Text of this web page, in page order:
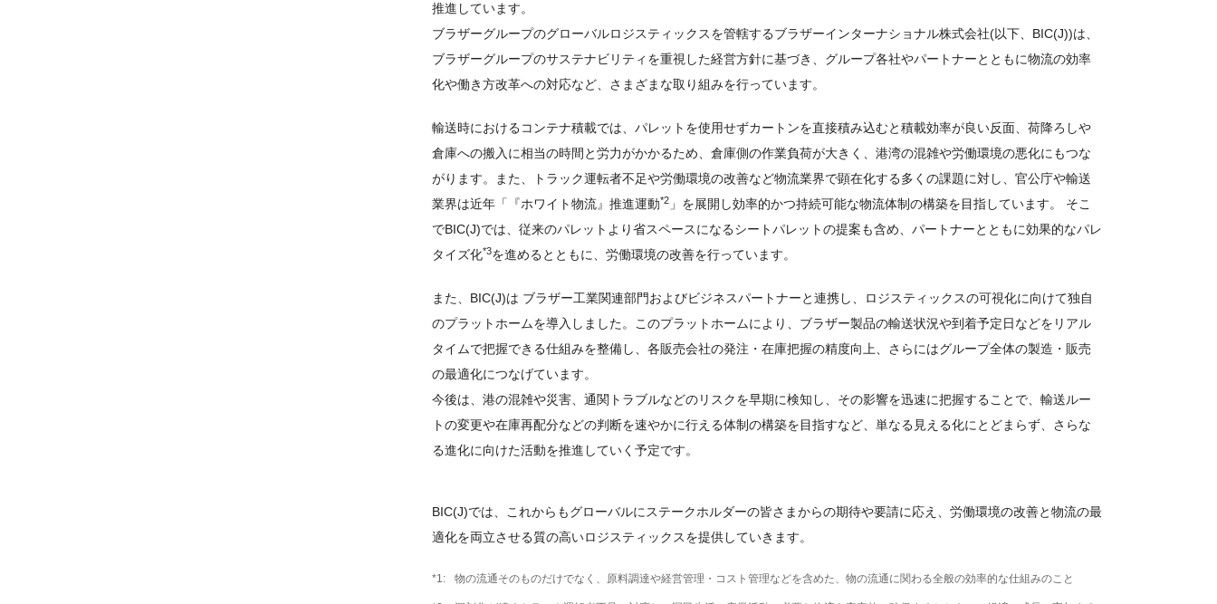
推進しています。
ブラザーグループのグローバルロジスティックスを管轄するブラザーインターナショナル株式会社(以下、BIC(J))は、
ブラザーグループのサステナビリティを重視した経営方針に基づき、グループ各社やパートナーとともに物流の効率
化や働き方改革への対応など、さまざまな取り組みを行っています。
輸送時におけるコンテナ積載では、パレットを使用せずカートンを直接積み込むと積載効率が良い反面、荷降ろしや
倉庫への搬入に相当の時間と労力がかかるため、倉庫側の作業負荷が大きく、港湾の混雑や労働環境の悪化にもつな
がります。また、トラック運転者不足や労働環境の改善など物流業界で顕在化する多くの課題に対し、官公庁や輸送
業界は近年「『ホワイト物流』推進運動*2 」を展開し効率的かつ持続可能な物流体制の構築を目指しています。 そこ
でBIC(J)では、従来のパレットより省スペースになるシートパレットの提案も含め、パートナーとともに効果的なパレ
タイズ化*3を進めるとともに、労働環境の改善を行っています。
また、BIC(J)は ブラザー工業関連部門およびビジネスパートナーと連携し、ロジスティックスの可視化に向けて独自
のプラットホームを導入しました。このプラットホームにより、ブラザー製品の輸送状況や到着予定日などをリアル
タイムで把握できる仕組みを整備し、各販売会社の発注・在庫把握の精度向上、さらにはグループ全体の製造・販売
の最適化につなげています。
今後は、港の混雑や災害、通関トラブルなどのリスクを早期に検知し、その影響を迅速に把握することで、輸送ルー
トの変更や在庫再配分などの判断を速やかに行える体制の構築を目指すなど、単なる見える化にとどまらず、さらな
る進化に向けた活動を推進していく予定です。
BIC(J)では、これからもグローバルにステークホルダーの皆さまからの期待や要請に応え、労働環境の改善と物流の最
適化を両立させる質の高いロジスティックスを提供していきます。
物の流通そのものだけでなく、原料調達や経営管理・コスト管理などを含めた、物の流通に関わる全般の効率的な仕組みのこと